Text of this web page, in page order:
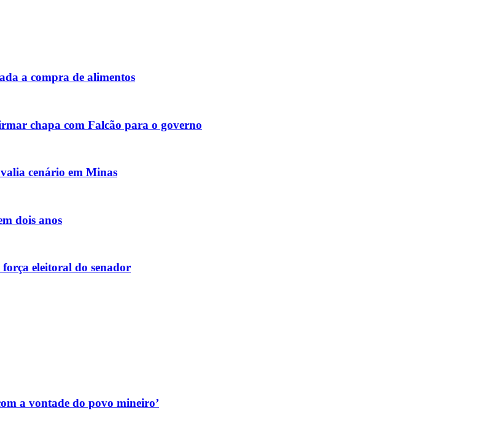
a compra de alimentos
chapa com Falcão para o governo
cenário em Minas
dois anos
eleitoral do senador
a vontade do povo mineiro’